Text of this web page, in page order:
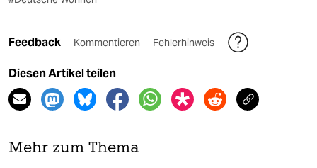
Feedback Kommentieren Fehlerhinweis
Diesen Artikel teilen
Mehr zum Thema